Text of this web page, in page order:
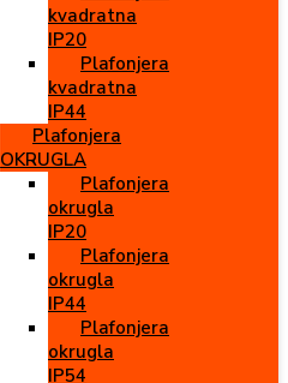
kvadratna
IP20
Plafonjera
kvadratna
IP44
Plafonjera
OKRUGLA
Plafonjera
okrugla
IP20
Plafonjera
okrugla
IP44
Plafonjera
okrugla
IP54